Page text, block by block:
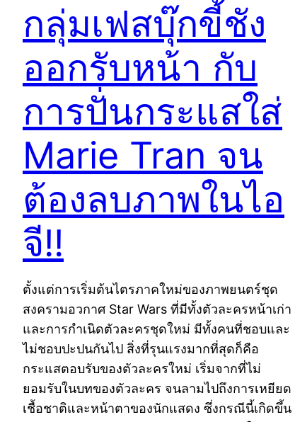
กลุ่มเฟสบุ๊กขี้ชัง
ออกรับหน้า กับ
การปั่นกระแสใส่
Marie Tran จน
ต้องลบภาพในไอ
จี!!
ตั้งแต่การเริ่มต้นไตรภาคใหม่ของภาพยนตร์ชุด
สงครามอวกาศ Star Wars ที่มีทั้งตัวละครหน้าเก่า
และการกำเนิดตัวละครชุดใหม่ มีทั้งคนที่ชอบและ
ไม่ชอบปะปนกันไป สิ่งที่รุนแรงมากที่สุดก็คือ
กระแสตอบรับของตัวละครใหม่ เริ่มจากที่ไม่
ยอมรับในบทของตัวละคร จนลามไปถึงการเหยียด
เชื้อชาติและหน้าตาของนักแสดง ซึ่งกรณีนี้เกิดขึ้น